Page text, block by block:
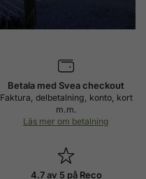
Betala med Svea checkout
Faktura, delbetalning, konto, kort
m.m.
Läs mer om betalning
4.7 av 5 på Reco